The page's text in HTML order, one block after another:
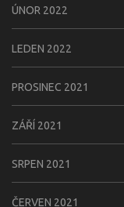
ÚNOR 2022
LEDEN 2022
PROSINEC 2021
ZÁŘÍ 2021
SRPEN 2021
ČERVEN 2021